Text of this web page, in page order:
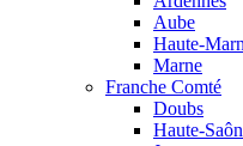
Aube
Haute-
Marne
Franche Comté
Doubs
Haute-